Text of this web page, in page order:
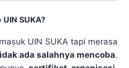
SUKA?
UIN SUKA tapi merasa
ada salahnya mencoba.